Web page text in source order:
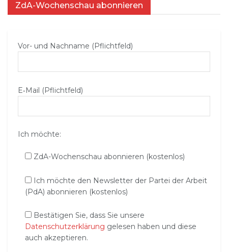
ZdA-Wochenschau abonnieren
Vor- und Nachname (Pflichtfeld)
E‑Mail (Pflichtfeld)
Ich möchte:
ZdA-Wochenschau abonnieren (kostenlos)
Ich möchte den Newsletter der Partei der Arbeit
(PdA) abonnieren (kostenlos)
Bestätigen Sie, dass Sie unsere
Datenschutzerklärung gelesen haben und diese
auch akzeptieren.